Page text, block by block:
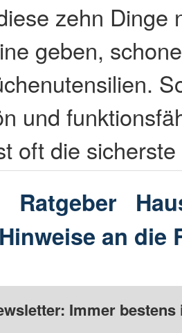
zehn Dinge
geben,
und
oft die
Ratgeber
Hinweise an die
Immer